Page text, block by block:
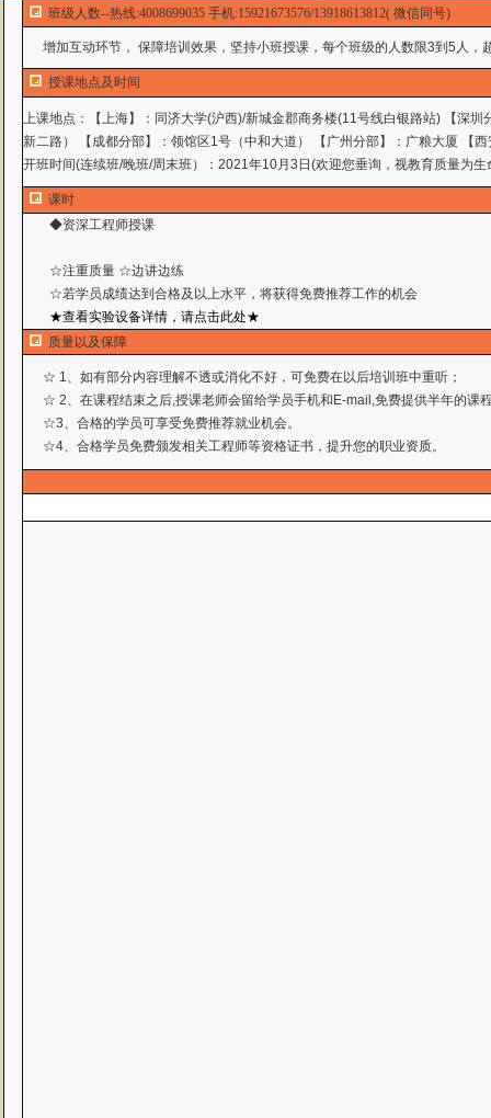
班级人数--热线:4008699035 手机:15921673576/13918613812( 微信同号)
增加互动环节， 保障培训效果，坚持小班授课，每个班级的人数限3到5人，
授课地点及时间
上课地点：
【上海】：同济大学(沪西)/新城金郡商务楼(11号线白银路站) 【深
新二路） 【成都分部】：领馆区1号（中和大道） 【广州分部】：广粮大厦 【
开班时间(连续班/晚班/周末班）：2021年10月3日(欢迎您垂询，视教育质量为生
课时
◆资深工程师授课
☆注重质量 ☆边讲边练
☆若学员成绩达到合格及以上水平，将获得免费推荐工作的机会
★查看实验设备详情，请点击此处★
质量以及保障
☆ 1、如有部分内容理解不透或消化不好，可免费在以后培训班中重听；
☆ 2、在课程结束之后,授课老师会留给学员手机和E-mail,免费提供半年的课
☆3、合格的学员可享受免费推荐就业机会。
☆4、合格学员免费颁发相关工程师等资格证书，提升您的职业资质。